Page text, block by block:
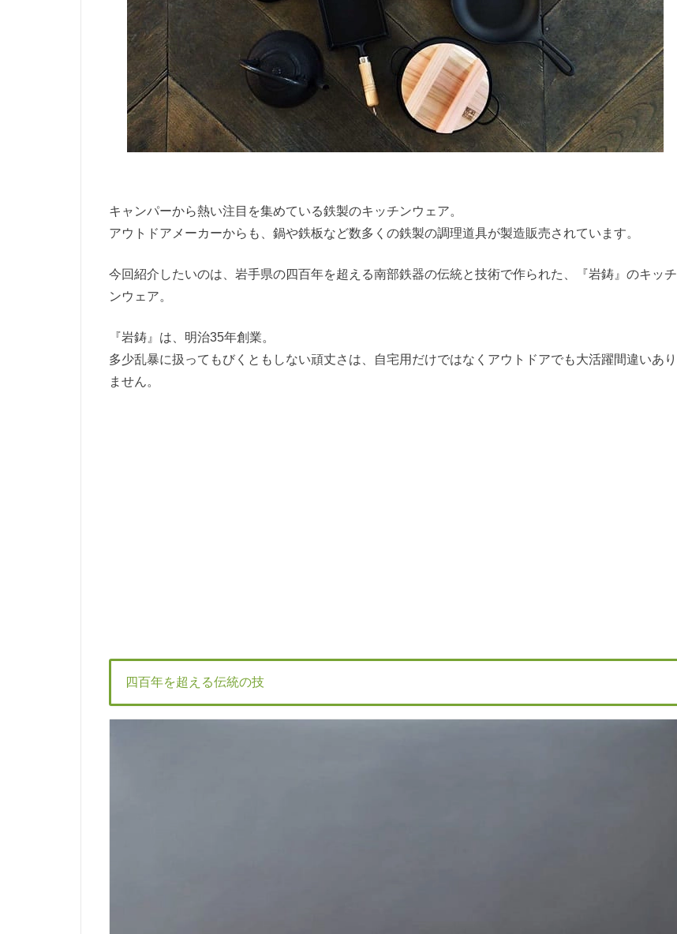
キャンパーから熱い注目を集めている鉄製のキッチンウェア。
アウトドアメーカーからも、鍋や鉄板など数多くの鉄製の調理道具が製造販売されています。
今回紹介したいのは、岩手県の四百年を超える南部鉄器の伝統と技術で作られた、『岩鋳』のキッチ
ンウェア。
『岩鋳』は、明治35年創業。
多少乱暴に扱ってもびくともしない頑丈さは、自宅用だけではなくアウトドアでも大活躍間違いあり
ません。
四百年を超える伝統の技